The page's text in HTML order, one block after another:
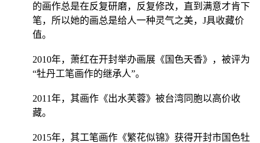
的画作总是在反复研磨，反复修改，直到满意才肯下
笔，所以她的画总是给人一种灵气之美，J具收藏价
值。
2010年，萧红在开封举办画展《国色天香》，被评为
“牡丹工笔画作的继承人”。
2011年，其画作《出水芙蓉》被台湾同胞以高价收
藏。
2015年，其工笔画作《繁花似锦》获得开封市国色牡